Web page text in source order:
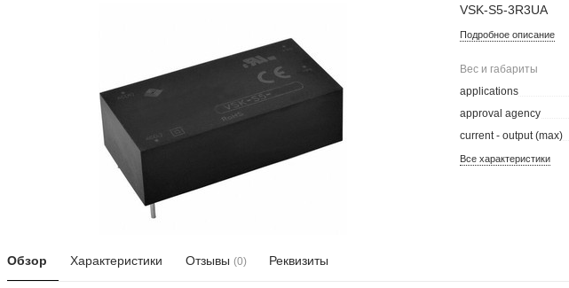
VSK-S5-3R3UA
Подробное описание
Вес и габариты
applications
approval agency
current - output (max)
Все характеристики
Обзор Характеристики Отзывы (0) Реквизиты